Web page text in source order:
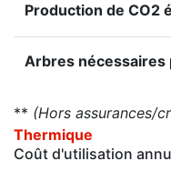
Production de CO2
Arbres nécessaires
** (Hors assurances/
Thermique
Coût d'utilisation